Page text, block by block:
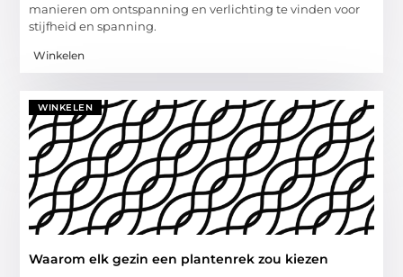
manieren om ontspanning en verlichting te vinden voor
stijfheid en spanning.
Winkelen
WINKELEN
Waarom elk gezin een plantenrek zou kiezen